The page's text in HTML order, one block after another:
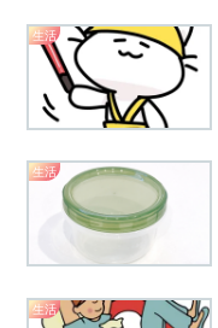
生活
生活
生活